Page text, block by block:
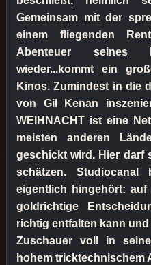
Gemeinsam mit der
einem fliegenden
Abenteuer seines
wieder...kommt ein
Kinos. Zumindest in die
von Gil Kenan
WEIHNACHT ist eine
meisten anderen
geschickt wird. Hier darf
schätzen.
eigentlich hingehört:
goldrichtige
richtig entfalten kann
Zuschauer voll in
hohem tricktechnischem